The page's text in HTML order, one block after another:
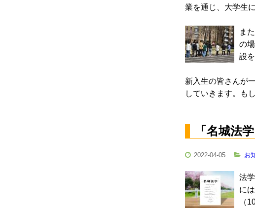
業を通じ、大学生
また
の
設
新入生の皆さんが
していきます。も
「名城法
2022-04-05 お
法
に
（